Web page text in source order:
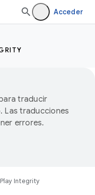
Acceder
traducir
Las traducciones
errores.
Play Integrity